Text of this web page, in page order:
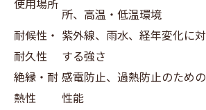
使用場所
所、高温・低温環境
耐候性・
耐久性
紫外線、雨水、経年変化に対
する強さ
絶縁・耐
熱性
感電防止、過熱防止のための
性能